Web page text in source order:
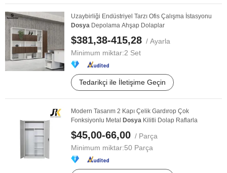
Uzaybirliği Endüstriyel Tarzı Ofis Çalışma İstasyonu
Dosya Depolama Ahşap Dolaplar
$381,38-415,28 / Ayarla
Minimum miktar:2 Set
Tedarikçi ile İletişime Geçin
Modern Tasarım 2 Kapı Çelik Gardırop Çok
Fonksiyonlu Metal Dosya Kilitli Dolap Raflarla
$45,00-66,00 / Parça
Minimum miktar:50 Parça